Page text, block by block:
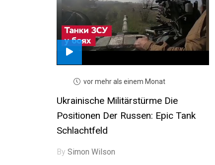
vor mehr als einem Monat
Ukrainische Militärstürme Die
Positionen Der Russen: Epic Tank
Schlachtfeld
By Simon Wilson